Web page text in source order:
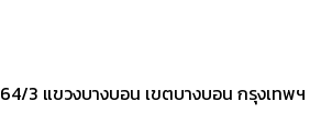
3 แขวงบางบอน เขตบางบอน กรุงเทพฯ